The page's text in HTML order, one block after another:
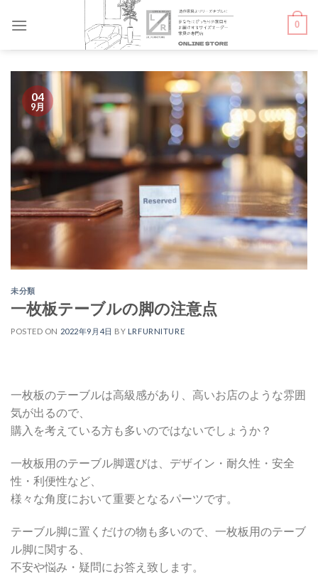
0
04
9月
未分類
一枚板テーブルの脚の注意点
POSTED ON 2022年9月4日 BY LRFURNITURE
一枚板のテーブルは高級感があり、高いお店のような雰囲
気が出るので、
購入を考えている方も多いのではないでしょうか？
一枚板用のテーブル脚選びは、デザイン・耐久性・安全
性・利便性など、
様々な角度において重要となるパーツです。
テーブル脚に置くだけの物も多いので、一枚板用のテーブ
ル脚に関する、
不安や悩み・疑問にお答え致します。